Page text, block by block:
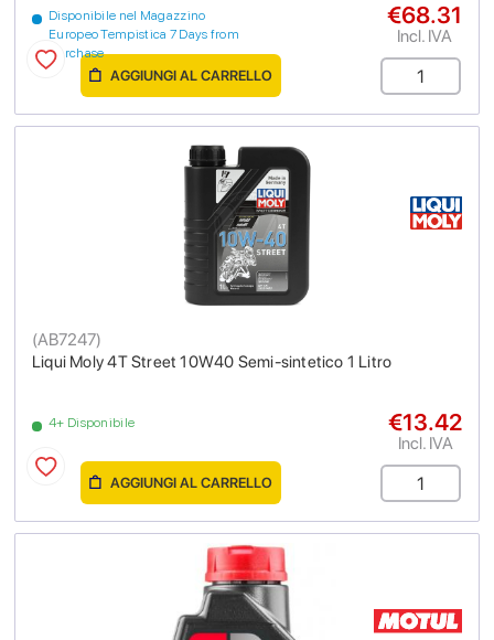
Disponibile nel Magazzino
Europeo Tempistica 7 Days from
purchase
€68.31
Incl. IVA
AGGIUNGI AL CARRELLO
Liqui Moly 4T Street 10W40 Semi-sintetico 1 Litro
(AB7247)
4+ Disponibile €13.42
Incl. IVA
AGGIUNGI AL CARRELLO